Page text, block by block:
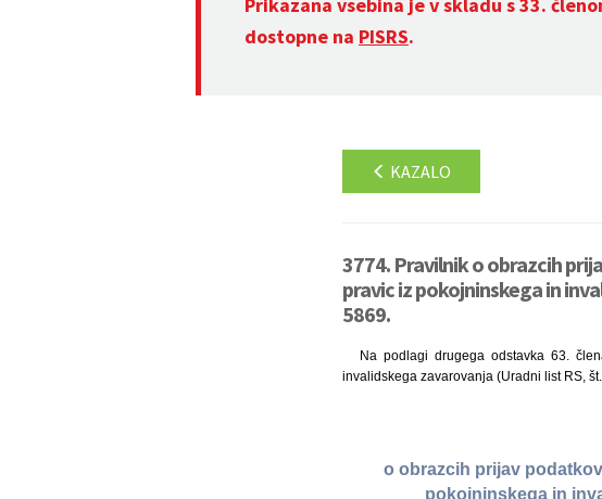
dostopne na PISRS.
KAZALO
3774. Pravilnik o obrazcih
pravic iz pokojninskega in
5869.
Na podlagi drugega odstavka 63.
invalidskega zavarovanja (Uradni list RS,
o obrazcih prijav
pokojninskega in